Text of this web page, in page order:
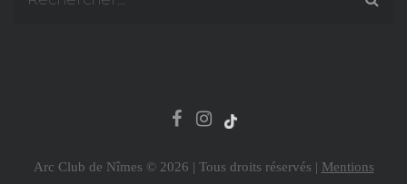
Arc Club de Nîmes © 2026 | Tous droits réservés | Mentions